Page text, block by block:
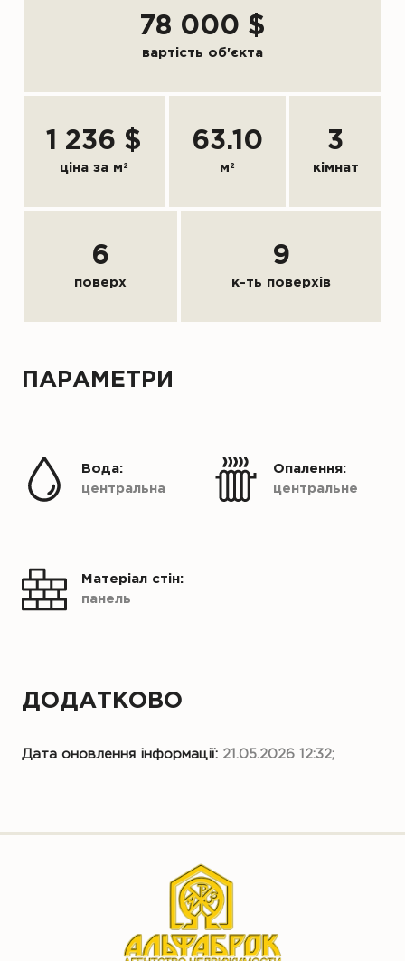
78 000 $
вартість об'єкта
1 236 $
ціна за м 2
63.10
м 2
3
кімнат
6
поверх
9
к-ть поверхів
ПАРАМЕТРИ
центральна
Вода:
центральне
Опалення:
панель
Матеріал стін:
ДОДАТКОВО
Дата оновлення інформації: 21.05.2026 12:32;